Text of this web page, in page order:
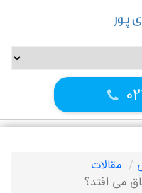
پور
مقالات
می افتد؟